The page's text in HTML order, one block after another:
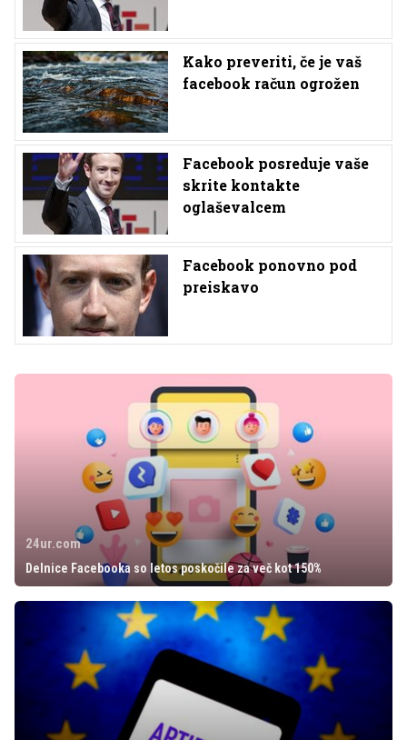
Kako preveriti, če je vaš
facebook račun ogrožen
Facebook posreduje vaše
skrite kontakte
oglaševalcem
Facebook ponovno pod
preiskavo
24ur.com
Delnice Facebooka so letos poskočile za več kot 150%